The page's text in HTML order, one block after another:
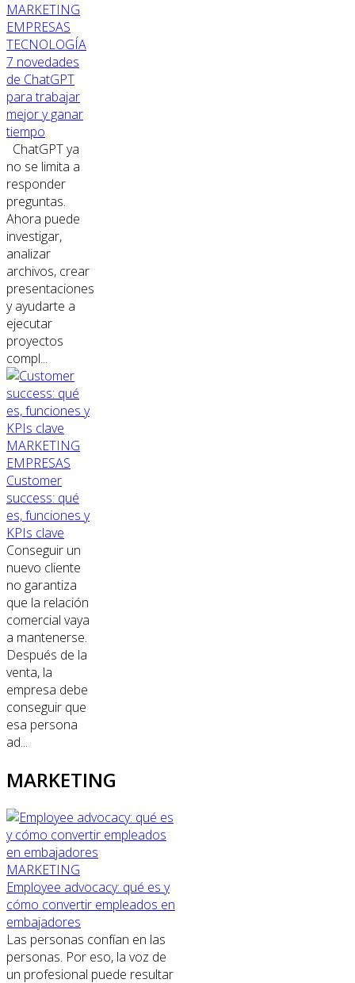
MARKETING
EMPRESAS
TECNOLOGÍA
7 novedades
de ChatGPT
para trabajar
mejor y ganar
tiempo
ChatGPT ya
no se limita a
responder
preguntas.
Ahora puede
investigar,
analizar
archivos, crear
presentaciones
y ayudarte a
ejecutar
proyectos
compl...
MARKETING
EMPRESAS
Customer
success: qué
es, funciones y
KPIs clave
Conseguir un
nuevo cliente
no garantiza
que la relación
comercial vaya
a mantenerse.
Después de la
venta, la
empresa debe
conseguir que
esa persona
ad...
MARKETING
MARKETING
Employee advocacy: qué es y
cómo convertir empleados en
embajadores
Las personas confían en las
personas. Por eso, la voz de
un profesional puede resultar